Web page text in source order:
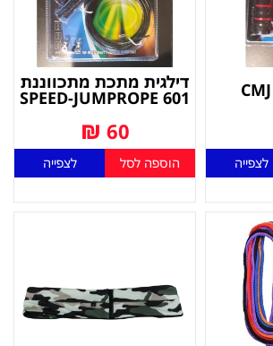
לצפייה
דילגית מתכת מתכווננת
601 SPEED-JUMPROPE
60
₪
הוספה לסל לצפייה